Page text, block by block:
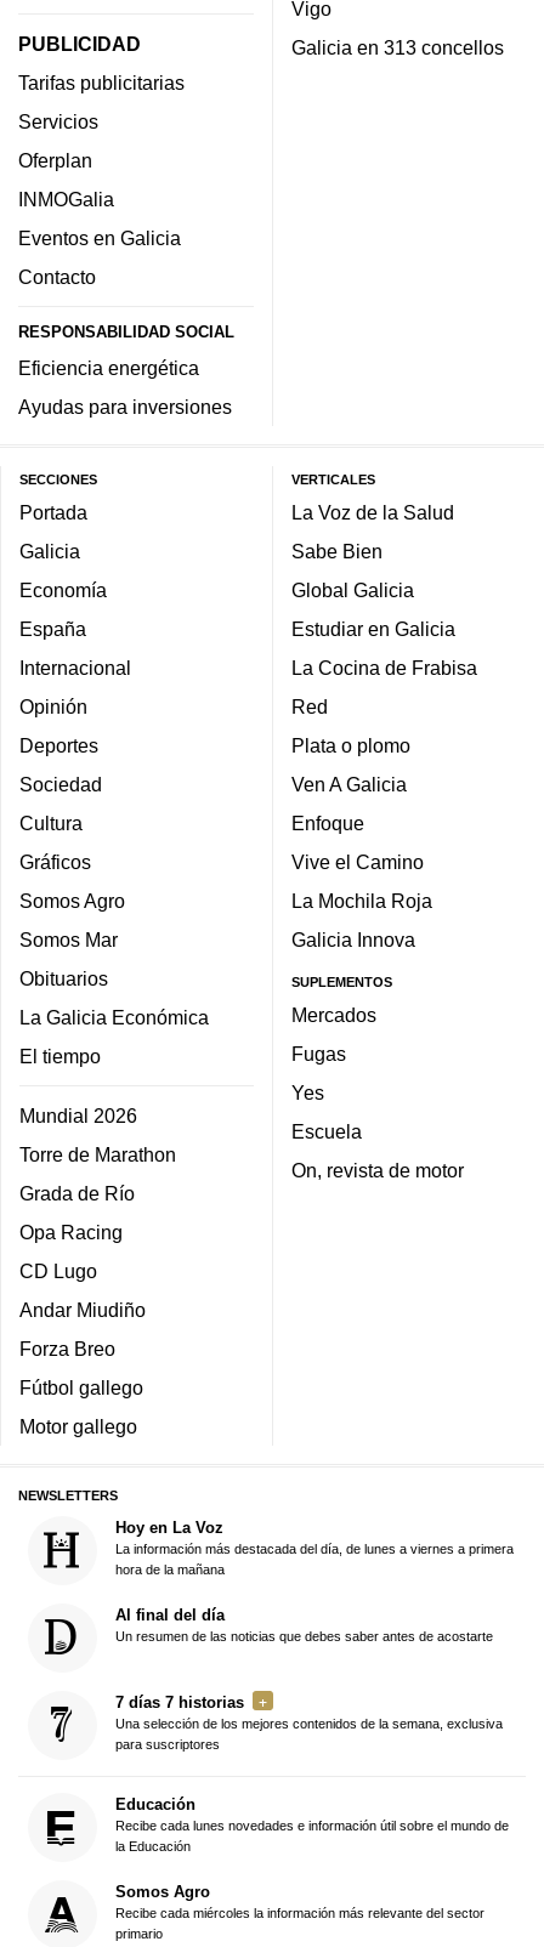
PUBLICIDAD
Tarifas publicitarias
Servicios
Oferplan
INMOGalia
Eventos en Galicia
Contacto
RESPONSABILIDAD SOCIAL
Eficiencia energética
Ayudas para inversiones
Vigo
Galicia en 313 concellos
SECCIONES
Portada
Galicia
Economía
España
Internacional
Opinión
Deportes
Sociedad
Cultura
Gráficos
Somos Agro
Somos Mar
Obituarios
La Galicia Económica
El tiempo
Mundial 2026
Torre de Marathon
Grada de Río
Opa Racing
CD Lugo
Andar Miudiño
Forza Breo
Fútbol gallego
Motor gallego
VERTICALES
La Voz de la Salud
Sabe Bien
Global Galicia
Estudiar en Galicia
La Cocina de Frabisa
Red
Plata o plomo
Ven A Galicia
Enfoque
Vive el Camino
La Mochila Roja
Galicia Innova
SUPLEMENTOS
Mercados
Fugas
Yes
Escuela
On, revista de motor
NEWSLETTERS
Hoy en La Voz
La información más destacada del día, de lunes a viernes a primera
hora de la mañana
Al final del día
Un resumen de las noticias que debes saber antes de acostarte
7 días 7 historias
Una selección de los mejores contenidos de la semana, exclusiva
para suscriptores
Educación
Recibe cada lunes novedades e información útil sobre el mundo de
la Educación
Somos Agro
Recibe cada miércoles la información más relevante del sector
primario